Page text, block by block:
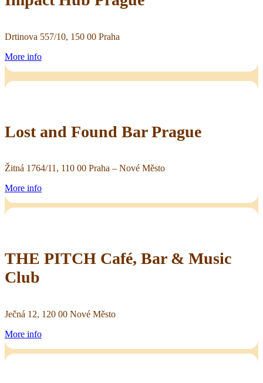
Drtinova 557/10, 150 00 Praha
More info
Lost and Found Bar Prague
Žitná 1764/11, 110 00 Praha – Nové Město
More info
THE PITCH Café, Bar & Music
Club
Ječná 12, 120 00 Nové Město
More info